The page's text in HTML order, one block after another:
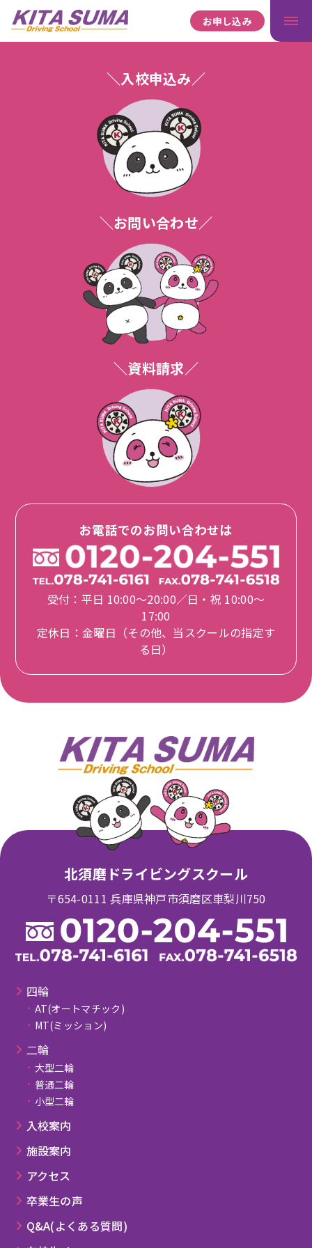
お申し込み
＼入校申込み／
＼お問い合わせ／
＼資料請求／
お電話でのお問い合わせは
受付：平日 10:00〜20:00／日・祝 10:00〜
17:00
定休日：金曜日（その他、当スクールの指定す
る日）
北須磨ドライビングスクール
〒654-0111 兵庫県神戸市須磨区車梨川750
四輪
AT(オートマチック)
MT(ミッション)
⼆輪
大型二輪
普通二輪
小型二輪
⼊校案内
施設案内
アクセス
卒業⽣の声
Q&A(よくある質問)